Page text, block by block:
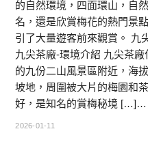
的自然環境，四面環山，自
名，還是欣賞梅花的熱門景
引了大量遊客前來觀賞。 九
九尖茶廠-環境介紹 九尖茶
的九份二山風景區附近，海
坡地，周圍被大片的梅園和
好，是知名的賞梅秘境 […]…
2026-01-11